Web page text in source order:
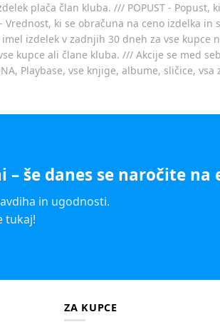
plača član kluba. /// POPUST -
Vrednost, ki se obračuna na ceno izdelka in
izdelek v zadnjih 30 dneh za vse
kupce ali člane kluba. /// Akcije se med
Playbase, vse knjige, albume, sličice,
– še danes se naročite na
in ugodnosti.
tukaj!
ZA KUPCE